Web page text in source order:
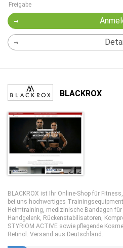
Freigabe
BLACKROX
BLACKROX ist Ihr Online-Shop für
bei uns hochwertiges
Heimtraining, medizinische Bandagen für
Handgelenk, Rückenstabilisatoren,
STYRIOM ACTIVE sowie pflegende
Retinol. Versand aus Deutschland.